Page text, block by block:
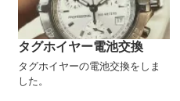
タグホイヤー電池交換
タグホイヤーの電池交換をしま
した。